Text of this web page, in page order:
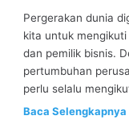
Pergerakan dunia
kita untuk
dan pemilik bisnis.
pertumbuhan
perlu selalu
perkembangan
Baca Selengkapnya